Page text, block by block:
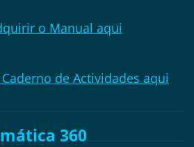
o Manual aqui
de Actividades aqui
360